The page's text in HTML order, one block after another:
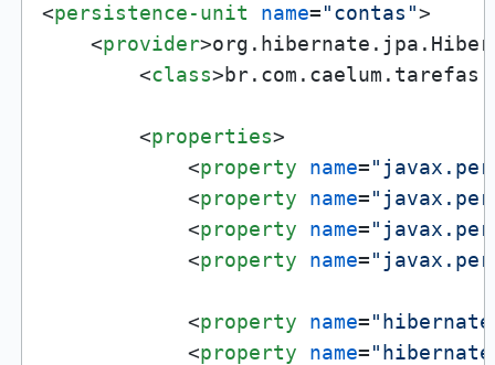
<persistence-unit name="contas">
<provider>
<class>
<properties>
<property name=
<property name=
<property name=
<property name=
<property name=
<property name=